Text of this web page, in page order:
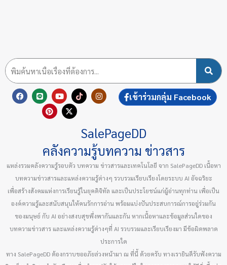
F
a
L
i
n
e
Y
o
u
t
T
i
k
I
n
g
r
m
P
n
t
t
X
t
w
r
เข้าร่วมกลุ่ม Facebook
SalePageDD
คลังความรู้บทความ ข่าวสาร
แหล่งรวมคลังความรู้รอบตัว บทความ ข่าวสารและเทคโนโลยี จาก SalePageDD เนื้อหา
บทความข่าวสารและแหล่งความรู้ต่างๆ รวบรวมเรียบเรียงโดยระบบ AI อัจฉริยะ
เพื่อสร้างสังคมแห่งการเรียนรู้ในยุคดิจิทัล และเป็นประโยชน์แก่ผู้อ่านทุกท่าน เพื่อเป็น
องค์ความรู้และสนับสนุนให้คนรักการอ่าน พร้อมแบ่งปันประสบการณ์การอยู่ร่วมกัน
ของมนุษย์ กับ AI อย่างสงบสุขพึ่งพากันและกัน หากเนื้อหาและข้อมูลส่วนใดของ
บทความข่าวสาร และแหล่งความรู้ต่างๆที่ AI รวบรวมและเรียบเรียงมา มีข้อผิดพลาด
ประการใด
ทาง SalePageDD ต้องกราบขออภัยล่วงหน้ามา ณ ที่นี้ ด้วยครับ ทางเรายินดีรับฟังความ